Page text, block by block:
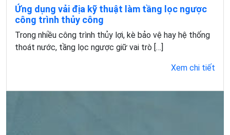
Ứng dụng vải địa kỹ thuật làm tầng lọc ngược
công trình thủy công
Trong nhiều công trình thủy lợi, kè bảo vệ hay hệ thống
thoát nước, tầng lọc ngược giữ vai trò […]
Xem chi tiết